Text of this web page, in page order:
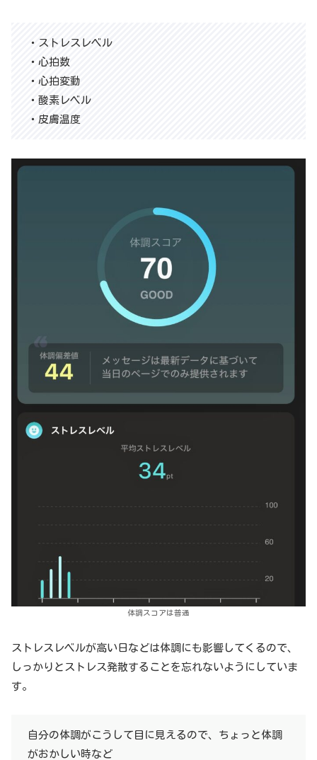
・ストレスレベル
・心拍数
・心拍変動
・酸素レベル
・皮膚温度
体調スコアは普通
ストレスレベルが高い日などは体調にも影響してくるので、
しっかりとストレス発散することを忘れないようにしていま
す。
自分の体調がこうして目に見えるので、ちょっと体調
がおかしい時など